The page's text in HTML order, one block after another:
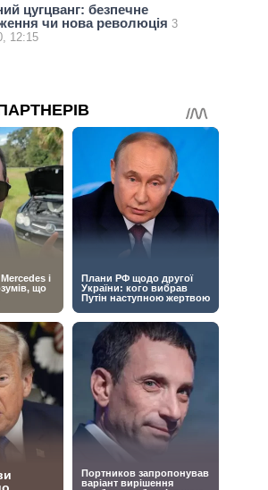
цугцванг: безпечне
чи нова революція 3
12:15